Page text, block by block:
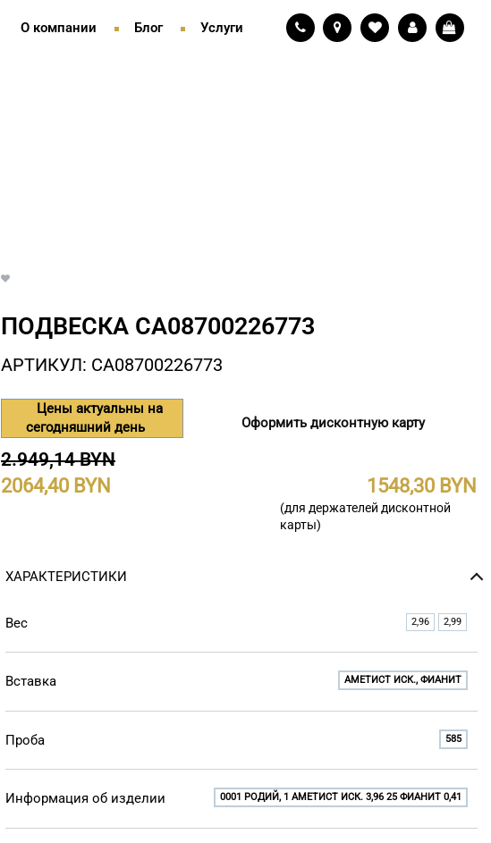
О компании Блог Услуги
ПОДВЕСКА СA08700226773
АРТИКУЛ: СA08700226773
Цены актуальны на
сегодняшний день
Оформить дисконтную карту
2.949,14 BYN
2064,40 1548,30
(для держателей дисконтной
карты)
ХАРАКТЕРИСТИКИ
Вес 2,96 2,99
Вставка АМЕТИСТ ИСК., ФИАНИТ
Проба 585
Информация об изделии 0001 РОДИЙ, 1 АМЕТИСТ ИСК. 3,96 25 ФИАНИТ 0,41